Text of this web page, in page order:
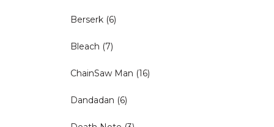
Berserk (6)
Bleach (7)
ChainSaw Man (16)
Dandadan (6)